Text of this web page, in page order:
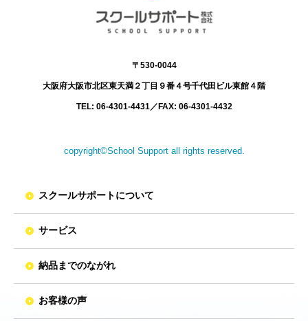
〒530-0044
大阪府大阪市北区東天満２丁目９番４号千代田ビル東館４階
TEL: 06-4301-4431／FAX: 06-4301-4432
copyright©School Support all rights reserved.
スクールサポートについて
サービス
納品までのながれ
お客様の声